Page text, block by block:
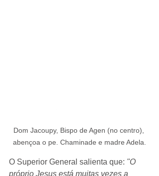
Dom Jacoupy, Bispo de Agen (no centro),
abençoa o pe. Chaminade e madre Adela.
O Superior General salienta que: "O
próprio Jesus está muitas vezes a